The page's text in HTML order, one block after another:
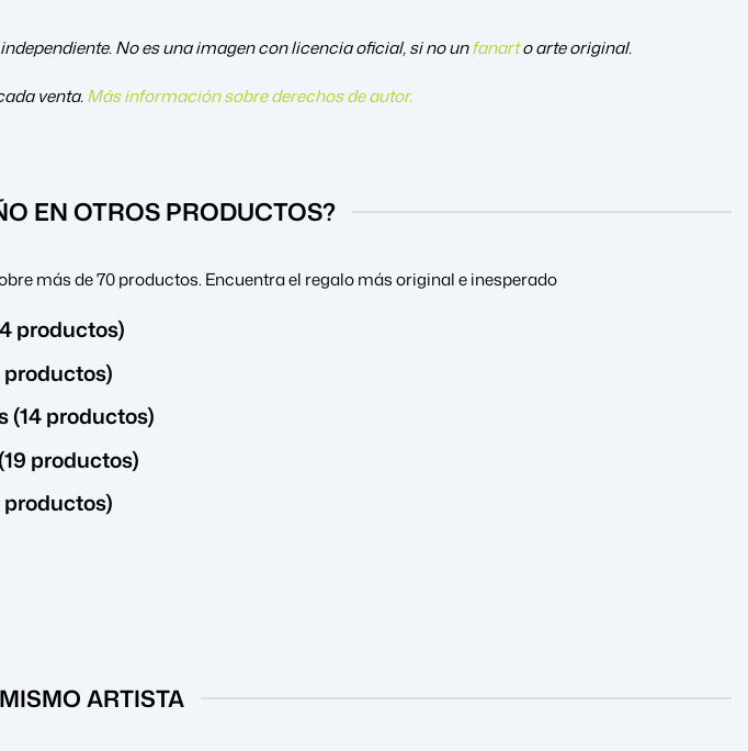
No es una imagen con licencia oficial, si no unfanarto arte original.
venta.Más información sobre derechos de autor.
EN OTROS PRODUCTOS?
más de 70 productos. Encuentra el regalo más original e inesperado
productos)
productos)
(14 productos)
productos)
productos)
ARTISTA